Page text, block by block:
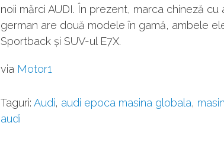
noii mărci AUDI. În prezent, marca chineză
german are două modele în gamă, ambele
Sportback și SUV-ul E7X.
via Motor1
Taguri: Audi, audi epoca masina globala,
audi